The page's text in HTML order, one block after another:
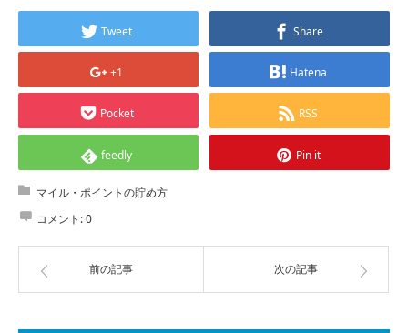
Tweet Share
+1 Hatena
Pocket RSS
feedly Pin it
マイル・ポイントの貯め方
コメント:0
前の記事 次の記事